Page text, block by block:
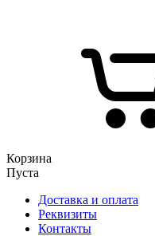
Корзина
Пуста
Доставка и оплата
Реквизиты
Контакты